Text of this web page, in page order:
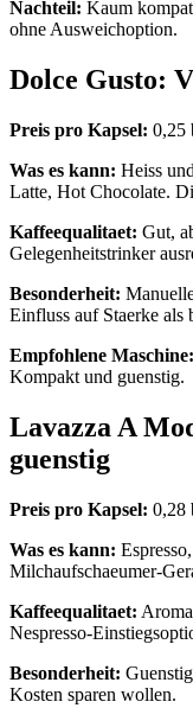
Nachteil: Kaum
ohne Ausweichoption.
Dolce Gusto:
Preis pro Kapsel: 0,25
Was es kann: Heiss
Latte, Hot Chocolate.
Kaffeequalitaet: Gut,
Gelegenheitstrinker
Besonderheit:
Einfluss auf Staerke als
Empfohlene Maschine:
Kompakt und guenstig.
Lavazza A
guenstig
Preis pro Kapsel: 0,28
Was es kann:
Milchaufschaeumer-
Kaffeequalitaet:
Nespresso-
Besonderheit:
Kosten sparen wollen.